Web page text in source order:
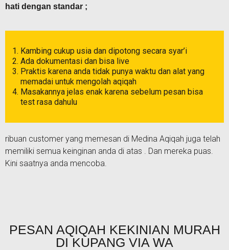
hati dengan standar ;
Kambing cukup usia dan dipotong secara syar’i
Ada dokumentasi dan bisa live
Praktis karena anda tidak punya waktu dan alat yang
memadai untuk mengolah aqiqah
Masakannya jelas enak karena sebelum pesan bisa
test rasa dahulu
ribuan customer yang memesan di Medina Aqiqah juga telah
memiliki semua keinginan anda di atas . Dan mereka puas.
Kini saatnya anda mencoba.
PESAN AQIQAH KEKINIAN MURAH
DI KUPANG VIA WA